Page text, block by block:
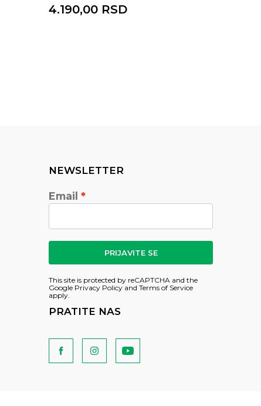
4.190,00 RSD
NEWSLETTER
Email
PRIJAVITE SE
This site is protected by reCAPTCHA and the
Google Privacy Policy and Terms of Service
apply.
PRATITE NAS